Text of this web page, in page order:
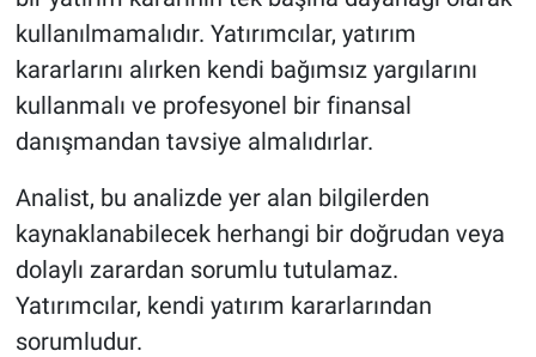
kullanılmamalıdır. Yatırımcılar, yatırım
kararlarını alırken kendi bağımsız yargılarını
kullanmalı ve profesyonel bir finansal
danışmandan tavsiye almalıdırlar.
Analist, bu analizde yer alan bilgilerden
kaynaklanabilecek herhangi bir doğrudan veya
dolaylı zarardan sorumlu tutulamaz.
Yatırımcılar, kendi yatırım kararlarından
sorumludur.